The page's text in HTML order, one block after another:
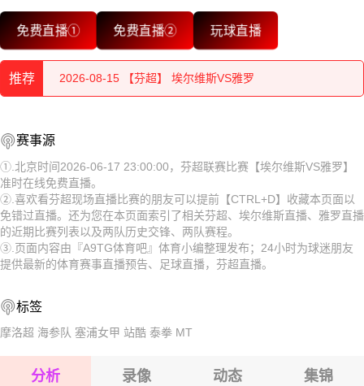
免费直播① 免费直播② 玩球直播
推荐
2026-08-15 【芬超】 埃尔维斯VS雅罗
2026-08-15 【芬超】 埃尔维斯VS雅罗
2026-08-15 【芬超】 埃尔维斯VS雅罗
2026-08-15 【芬超】 埃尔维斯VS雅罗
2026-08-15 【芬超】 埃尔维斯VS雅罗
2026-08-15 【芬超】 埃尔维斯VS雅罗
2026-08-14 【芬超】 埃尔维斯VS雅罗
2026-08-15 【芬超】 埃尔维斯VS雅罗
2026-08-15 【芬超】 埃尔维斯VS雅罗
2026-08-15 【芬超】 埃尔维斯VS雅罗
2026-08-15 【芬超】 埃尔维斯VS雅罗
赛事源
①.北京时间2026-06-17 23:00:00，芬超联赛比赛【埃尔维斯VS雅罗】
准时在线免费直播。
②.喜欢看芬超现场直播比赛的朋友可以提前【CTRL+D】收藏本页面以
免错过直播。还为您在本页面索引了相关芬超、埃尔维斯直播、雅罗直播
的近期比赛列表以及两队历史交锋、两队赛程。
③.页面内容由『A9TG体育吧』体育小编整理发布；24小时为球迷朋友
提供最新的体育赛事直播预告、足球直播，芬超直播。
标签
摩洛超 海参队 塞浦女甲 站酷 泰拳 MT
分析 录像 动态 集锦